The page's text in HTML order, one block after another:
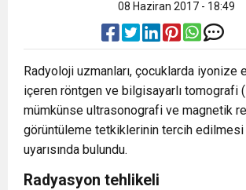
08 Haziran 2017 - 18:49
Radyoloji uzmanları, çocuklarda iyonize
içeren röntgen ve bilgisayarlı tomografi
mümkünse ultrasonografi ve magnetik
görüntüleme tetkiklerinin tercih
uyarısında bulundu.
Radyasyon tehlikeli